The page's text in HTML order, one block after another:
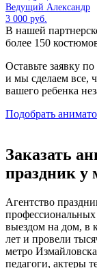
Ведущий Александр
3 000 руб.
В нашей
более 150
Оставьте заявку
и мы сделаем все,
вашего ребенка
Подобрать
Заказать
праздник у
Агентство
выездом на дом, в
лет и провели
метро
педагоги, актеры